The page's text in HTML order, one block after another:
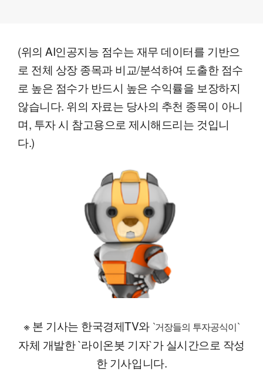
(위의 AI인공지능 점수는 재무 데이터를 기반으
로 전체 상장 종목과 비교/분석하여 도출한 점수
로 높은 점수가 반드시 높은 수익률을 보장하지
않습니다. 위의 자료는 당사의 추천 종목이 아니
며, 투자 시 참고용으로 제시해드리는 것입니
다.)
※ 본 기사는 한국경제TV와 `거장들의 투자공식이`
자체 개발한 `라이온봇 기자`가 실시간으로 작성
한 기사입니다.